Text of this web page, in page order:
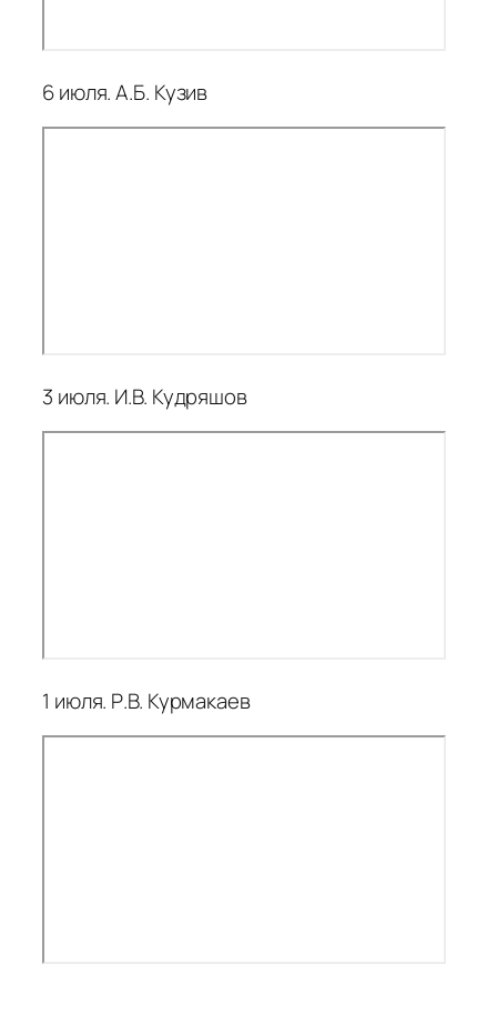
6 июля. А.Б. Кузив
3 июля. И.В. Кудряшов
1 июля. Р.В. Курмакаев